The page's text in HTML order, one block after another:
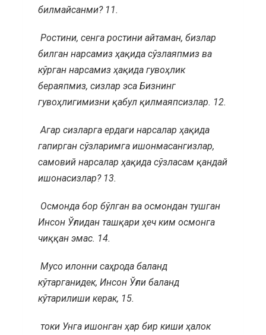
билмайсанми? 11.
Ростини, сенга ростини айтаман, бизлар
билган нарсамиз ҳақида сўзлаяпмиз ва
кўрган нарсамиз ҳақида гувоҳлик
бераяпмиз, сизлар эса Бизнинг
гувоҳлигимизни қабул қилмаяпсизлар. 12.
Агар сизларга ердаги нарсалар ҳақида
гапирган сўзларимга ишонмасангизлар,
самовий нарсалар ҳақида сўзласам қандай
ишонасизлар? 13.
Осмонда бор бўлган ва осмондан тушган
Инсон Ўғлидан ташқари ҳеч ким осмонга
чиққан эмас. 14.
Мусо илонни саҳрода баланд
кўтарганидек, Инсон Ўғли баланд
кўтарилиши керак, 15.
токи Унга ишонган ҳар бир киши ҳалок